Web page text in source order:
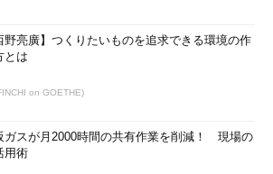
のmanページでは「gets()は使うな」
ます。また、gets()関数を含むコードをコ
告が出るのを見たことがある方もいること
いるApple OS X環境では実行時に警告メ
野亮廣】つくりたいものを追求できる環境の作
とは
on GOETHE)
ガスが月2000時間の共有作業を削減！ 現場の
用術